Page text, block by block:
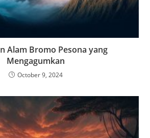
Alam Bromo Pesona yang
Mengagumkan
October 9, 2024